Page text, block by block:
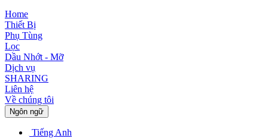
Home
Thiết Bị
Phụ Tùng
Lọc
Dầu Nhớt - Mỡ
Dịch vụ
SHARING
Liên hệ
Về chúng tôi
Ngôn ngữ
Tiếng Anh